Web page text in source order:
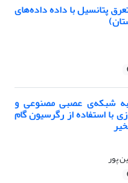
پتانسیل با داده داده‌های
به شبکه‌ی عصبی مصنوعی و
با استفاده از رگرسیون گام
پور